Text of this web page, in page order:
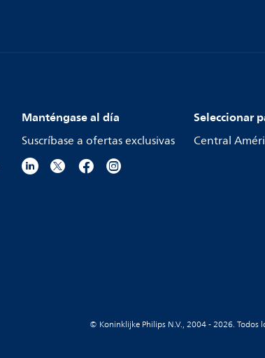
Manténgase al día
Suscríbase a ofertas exclusivas
Seleccionar
Central
© Koninklijke Philips N.V., 2004 - 2026. Todos